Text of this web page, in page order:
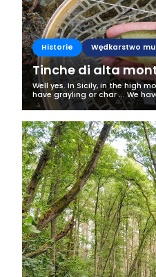
Historie Wędkarstwo
Tinche di alta
Well yes. In Sicily, in the high
have grayling or char ... We
search for uncontaminated
where contact with...